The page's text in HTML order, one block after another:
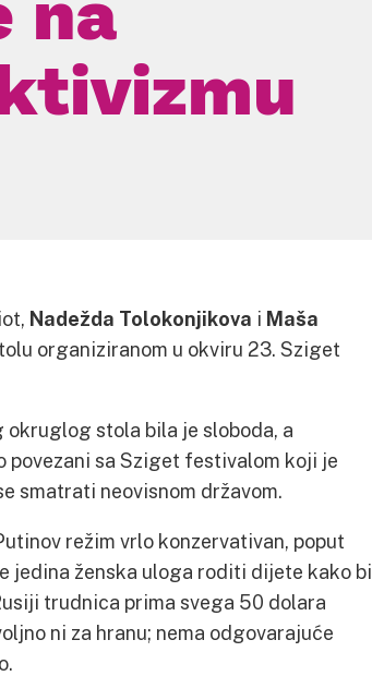
Nadežda Tolokonjikova i Maša
organiziranom u okviru 23. Sziget
stola bila je sloboda, a
sa Sziget festivalom koji je
smatrati neovisnom državom.
režim vrlo konzervativan, poput
jedina ženska uloga roditi dijete kako bi
trudnica prima svega 50 dolara
ni za hranu; nema odgovarajuće